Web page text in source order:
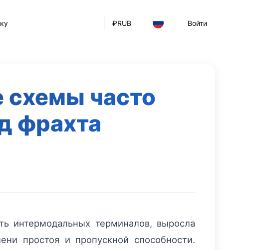
₽RUB Войти
часто
фрахта
интермодальных терминалов, выросла
простоя и пропускной способности.